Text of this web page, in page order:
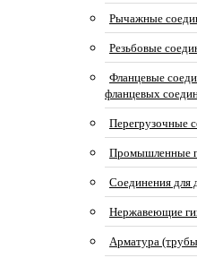
Рычажные
Резьбовые
Фланцевые
фланцевых
Перегрузочные
Промышленные
Соединения для
Нержавеющие
Арматура